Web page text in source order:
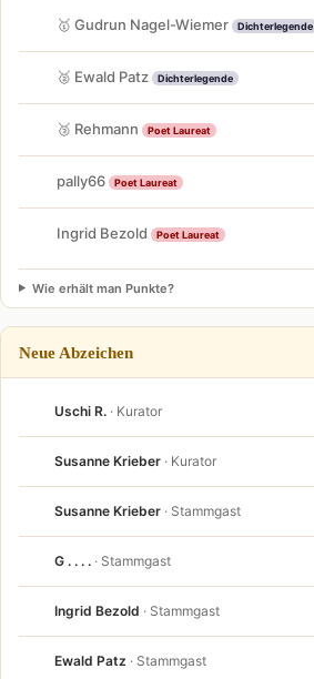
🥇 Gudrun Nagel-Wiemer Dichterlegende
🥈 Ewald Patz Dichterlegende
🥉 Rehmann Poet Laureat
pally66 Poet Laureat
Ingrid Bezold Poet Laureat
Wie erhält man Punkte?
Neue Abzeichen
Uschi R. · Kurator
Susanne Krieber · Kurator
Susanne Krieber · Stammgast
G . . . . · Stammgast
Ingrid Bezold · Stammgast
Ewald Patz · Stammgast